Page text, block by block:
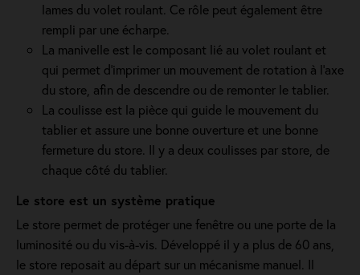
lames du volet roulant. Ce rôle peut également être
rempli par une écharpe.
La manivelle est le composant lié au volet roulant et
qui permet d’imprimer un mouvement de rotation à l’axe
du store, afin de descendre ou de remonter le tablier.
La coulisse est la pièce qui guide le mouvement du
tablier et assure une bonne ouverture et une bonne
fermeture du store. Il y a deux coulisses par store, de
chaque côté du tablier.
Le store est un système pratique
Le store permet de protéger une fenêtre ou une porte de la
luminosité ou du vis-à-vis. Développé il y a plus de 60 ans,
le store reposait au départ sur un mécanisme manuel. Il